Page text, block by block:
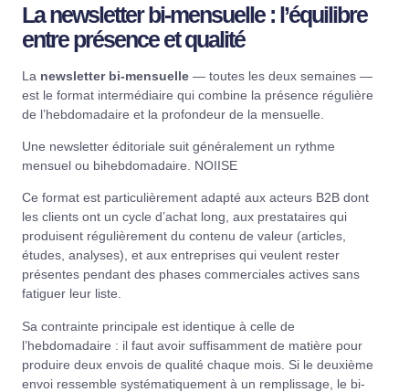
La newsletter bi-mensuelle : l’équilibre
entre présence et qualité
La newsletter bi-mensuelle — toutes les deux semaines —
est le format intermédiaire qui combine la présence régulière
de l’hebdomadaire et la profondeur de la mensuelle.
Une newsletter éditoriale suit généralement un rythme
mensuel ou bihebdomadaire. NOIISE
Ce format est particulièrement adapté aux acteurs B2B dont
les clients ont un cycle d’achat long, aux prestataires qui
produisent régulièrement du contenu de valeur (articles,
études, analyses), et aux entreprises qui veulent rester
présentes pendant des phases commerciales actives sans
fatiguer leur liste.
Sa contrainte principale est identique à celle de
l’hebdomadaire : il faut avoir suffisamment de matière pour
produire deux envois de qualité chaque mois. Si le deuxième
envoi ressemble systématiquement à un remplissage, le bi-